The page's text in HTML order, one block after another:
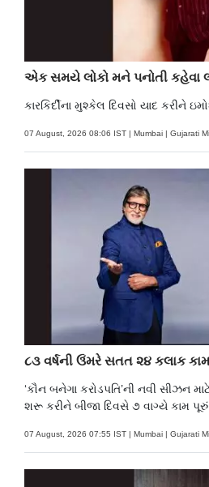
એક સમયે લોકો મને પનોતી કહેવા
કારકિર્દીના મુશ્કેલ દિવસો યાદ કરીને
07 August, 2026 08:06 IST | Mumbai | Gujarati
૮૩ વર્ષની ઉંમરે સતત ૨૪ કલાક
‘કૌન બનેગા કરોડપતિ’ની નવી સીઝન
શરૂ કરીને બીજા દિવસે ૭ વાગ્યે કામ
07 August, 2026 07:55 IST | Mumbai | Gujarati